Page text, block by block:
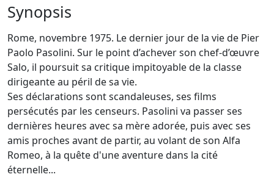
Synopsis
Rome, novembre 1975. Le dernier jour de la vie de Pier
Paolo Pasolini. Sur le point d’achever son chef-d’œuvre
Salo, il poursuit sa critique impitoyable de la classe
dirigeante au péril de sa vie.
Ses déclarations sont scandaleuses, ses films
persécutés par les censeurs. Pasolini va passer ses
dernières heures avec sa mère adorée, puis avec ses
amis proches avant de partir, au volant de son Alfa
Romeo, à la quête d'une aventure dans la cité
éternelle...